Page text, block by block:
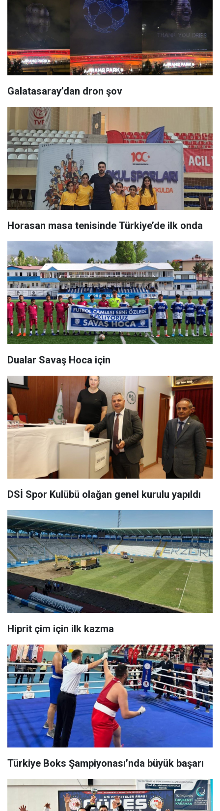
Galatasaray’dan dron şov
Horasan masa tenisinde Türkiye’de ilk onda
Dualar Savaş Hoca için
DSİ Spor Kulübü olağan genel kurulu yapıldı
Hiprit çim için ilk kazma
Türkiye Boks Şampiyonası’nda büyük başarı